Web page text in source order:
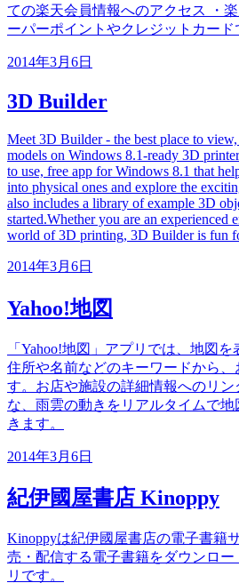
ての楽天会員情報へのアクセス ・
ーパーポイントやクレジットカード
2014年3月6日
3D Builder
Meet 3D Builder - the best place to
models on Windows 8.1-ready 3D
to use, free app for Windows 8.1 that
into physical ones and explore the
also includes a library of example 3D
started.Whether you are an experienced
world of 3D printing, 3D Builder is fun
2014年3月6日
Yahoo!地図
「Yahoo!地図」アプリでは、地図を
住所や名前などのキーワードから、
す。お店や施設の詳細情報へのリン
な、雨雲の動きをリアルタイムで
きます。
2014年3月6日
紀伊國屋書店 Kinoppy
Kinoppyは紀伊國屋書店の電子書籍
売・配信する電子書籍をダウンロ
リです。